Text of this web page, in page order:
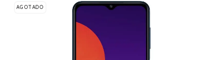
AGOTADO